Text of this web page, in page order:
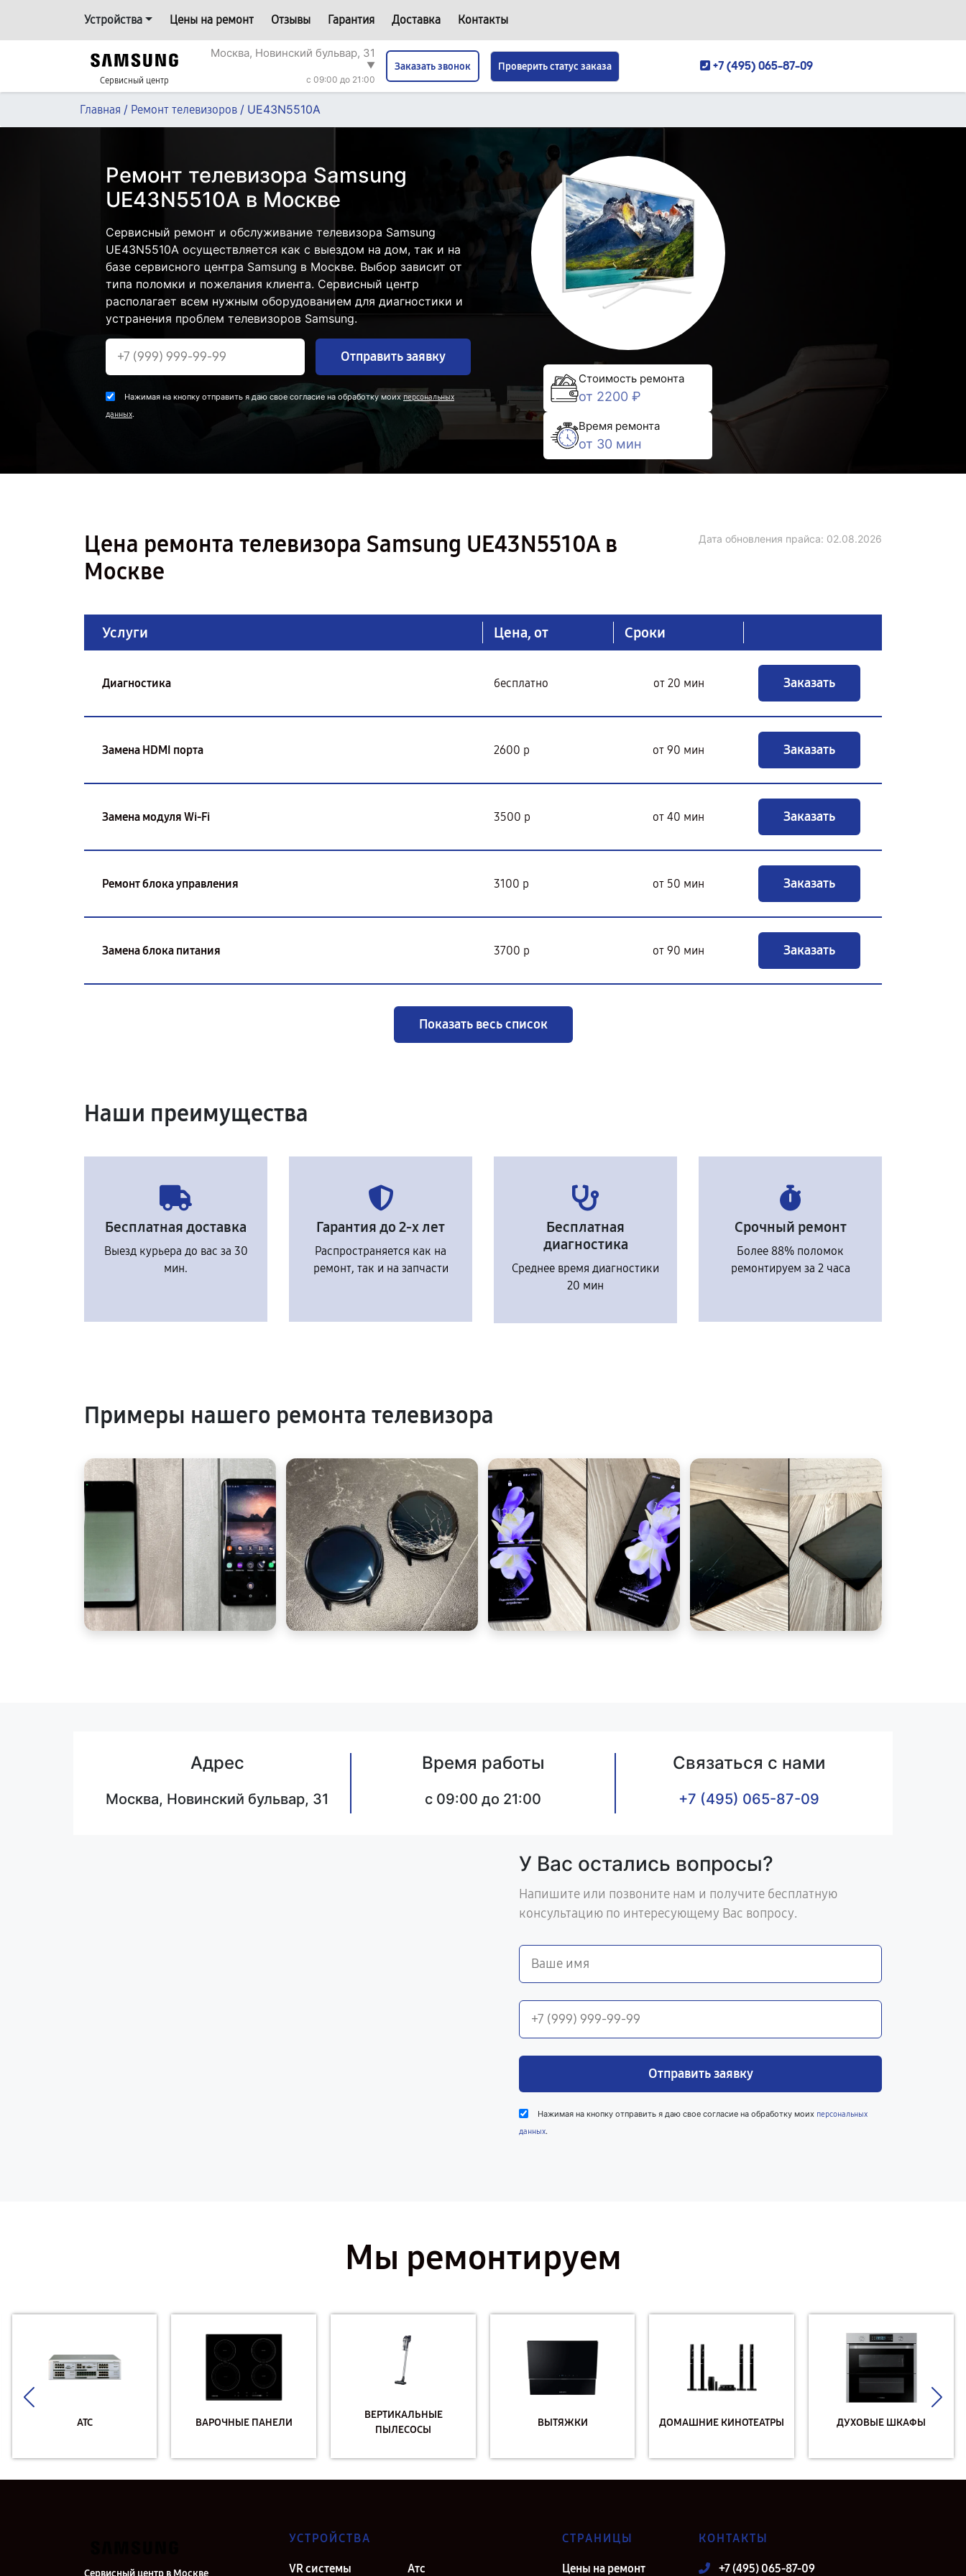
Устройства Цены на ремонт Отзывы Гарантия Доставка Контакты
Сервисный центр
Москва, Новинский бульвар, 31
▼
c 09:00 до 21:00
Заказать звонок Проверить статус заказа +7 (495) 065-87-09
Главная / Ремонт телевизоров / UE43N5510A
Ремонт телевизора Samsung
UE43N5510A в Москве
Сервисный ремонт и обслуживание телевизора Samsung
UE43N5510A осуществляется как с выездом на дом, так и на
базе сервисного центра Samsung в Москве. Выбор зависит от
типа поломки и пожелания клиента. Сервисный центр
располагает всем нужным оборудованием для диагностики и
устранения проблем телевизоров Samsung.
Отправить заявку
Нажимая на кнопку отправить я даю свое согласие на обработку моихперсональных
данных.
Стоимость ремонта
от 2200 ₽
Время ремонта
от 30 мин
Цена ремонта телевизора Samsung UE43N5510A в
Москве
Дата обновления прайса: 02.08.2026
Услуги Цена, от Сроки
Диагностика бесплатно от 20 мин Заказать
Замена HDMI порта 2600 р от 90 мин Заказать
Замена модуля Wi-Fi 3500 р от 40 мин Заказать
Ремонт блока управления 3100 р от 50 мин Заказать
Замена блока питания 3700 р от 90 мин Заказать
Показать весь список
Наши преимущества
Бесплатная доставка
Выезд курьера до вас за 30
мин.
Гарантия до 2-х лет
Распространяется как на
ремонт, так и на запчасти
Бесплатная
диагностика
Среднее время диагностики
20 мин
Срочный ремонт
Более 88% поломок
ремонтируем за 2 часа
Примеры нашего ремонта телевизора
Адрес
Москва, Новинский бульвар, 31
Время работы
c 09:00 до 21:00
Связаться с нами
+7 (495) 065-87-09
У Вас остались вопросы?
Напишите или позвоните нам и получите бесплатную
консультацию по интересующему Вас вопросу.
Отправить заявку
Нажимая на кнопку отправить я даю свое согласие на обработку моих персональных
данных.
Мы ремонтируем
АТС ВАРОЧНЫЕ ПАНЕЛИ
ВЕРТИКАЛЬНЫЕ
ПЫЛЕСОСЫ
ВЫТЯЖКИ ДОМАШНИЕ КИНОТЕАТРЫ ДУХОВЫЕ ШКАФЫ
Сервисный центр в Москве
УСТРОЙСТВА
VR системы Атс
СТРАНИЦЫ
Цены на ремонт
КОНТАКТЫ
+7 (495) 065-87-09